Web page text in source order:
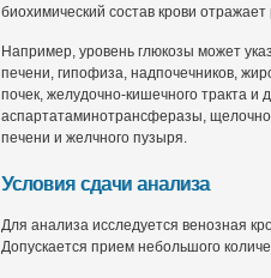
биохимический состав крови
Например, уровень глюкозы может
печени, гипофиза, надпочечников,
почек, желудочно-кишечного тракта
аспартатаминотрансферазы,
печени и желчного пузыря.
Условия сдачи анализа
Для анализа исследуется венозная
Допускается прием небольшого